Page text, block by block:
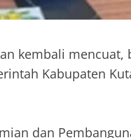
kembali
Kabupaten
dan